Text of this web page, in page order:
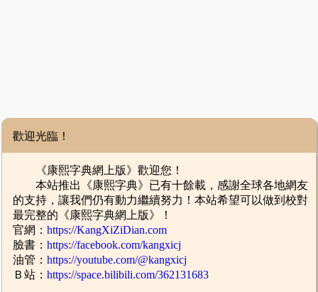
歡迎光臨！
《康熙字典網上版》歡迎您！
本站推出《康熙字典》已有十餘載，感謝全球各地網友
的支持，讓我們仍有動力繼續努力！本站希望可以做到校對
最完整的《康熙字典網上版》！
官網：https://KangXiZiDian.com
臉書：https://facebook.com/kangxicj
油管：https://youtube.com/@kangxicj
Ｂ站：https://space.bilibili.com/362131683